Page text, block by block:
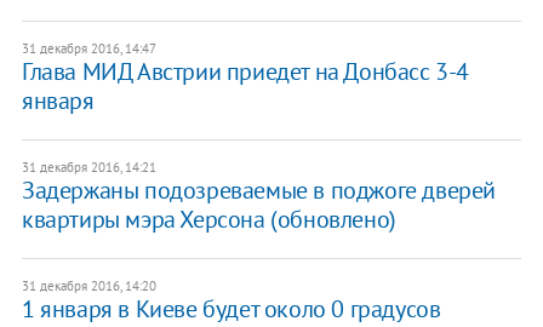
31 декабря 2016, 14:47
Глава МИД Австрии приедет на Донбасс 3-4
января
31 декабря 2016, 14:21
Задержаны подозреваемые в поджоге дверей
квартиры мэра Херсона (обновлено)
31 декабря 2016, 14:20
1 января в Киеве будет около 0 градусов